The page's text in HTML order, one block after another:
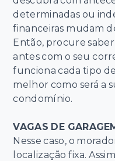
determinadas ou
financeiras mudam
Então, procure
antes com o seu
funciona cada tipo
melhor como será a
condomínio.
VAGAS DE
Nesse caso, o
localização fixa.